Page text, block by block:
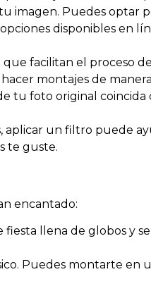
imagen. Puedes optar
disponibles en
facilitan el proceso
montajes de
tu foto original coincida
aplicar un filtro puede
te guste.
encantado:
llena de globos y
Puedes montarte en